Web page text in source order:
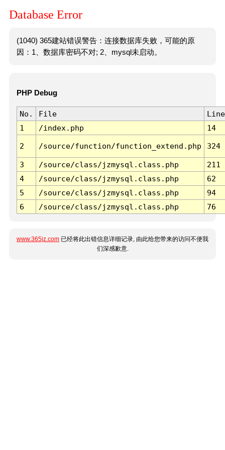
Database Error
(1040) 365建站错误警告：连接数据库失败，可能的原
因：1、数据库密码不对; 2、mysql未启动。
PHP Debug
No. File
Line
1
/index.php 14
2 /source/function/function_extend.php 324
3 /source/class/jzmysql.class.php
211
4
/source/class/jzmysql.class.php
62
5
/source/class/jzmysql.class.php
94
6
/source/class/jzmysql.class.php 76
www.365jz.com 已经将此出错信息详细记录, 由此给您带来的访问不便我
们深感歉意.